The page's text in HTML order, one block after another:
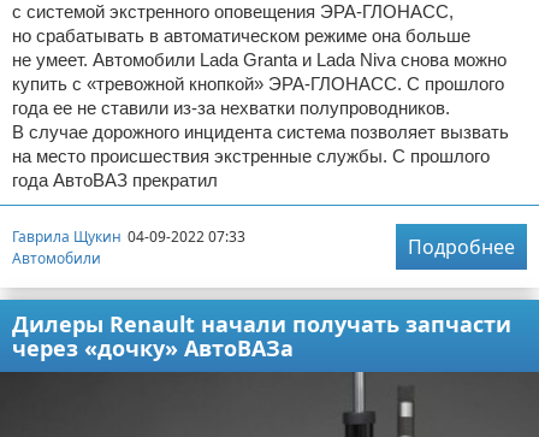
с системой экстренного оповещения ЭРА-ГЛОНАСС,
но срабатывать в автоматическом режиме она больше
не умеет. Автомобили Lada Granta и Lada Niva снова можно
купить с «тревожной кнопкой» ЭРА-ГЛОНАСС. С прошлого
года ее не ставили из-за нехватки полупроводников.
В случае дорожного инцидента система позволяет вызвать
на место происшествия экстренные службы. С прошлого
года АвтоВАЗ прекратил
Гаврила Щукин 04-09-2022 07:33
Автомобили
Подробнее
Дилеры Renault начали получать запчасти
через «дочку» АвтоВАЗа